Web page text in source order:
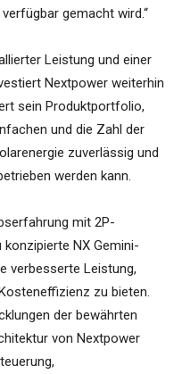
gemacht wird.“
Leistung und einer
Nextpower weiterhin
sein Produktportfolio,
und die Zahl der
zuverlässig und
werden kann.
mit 2P-
NX Gemini-
verbesserte Leistung,
zu bieten.
der bewährten
von Nextpower